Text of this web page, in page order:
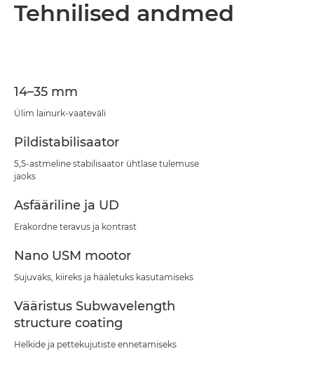
Tehnilised andmed
14–35 mm
Ülim lainurk-vaateväli
Pildistabilisaator
5,5-astmeline stabilisaator ühtlase tulemuse
jaoks
Asfääriline ja UD
Erakordne teravus ja kontrast
Nano USM mootor
Sujuvaks, kiireks ja hääletuks kasutamiseks
Vääristus Subwavelength
structure coating
Helkide ja pettekujutiste ennetamiseks